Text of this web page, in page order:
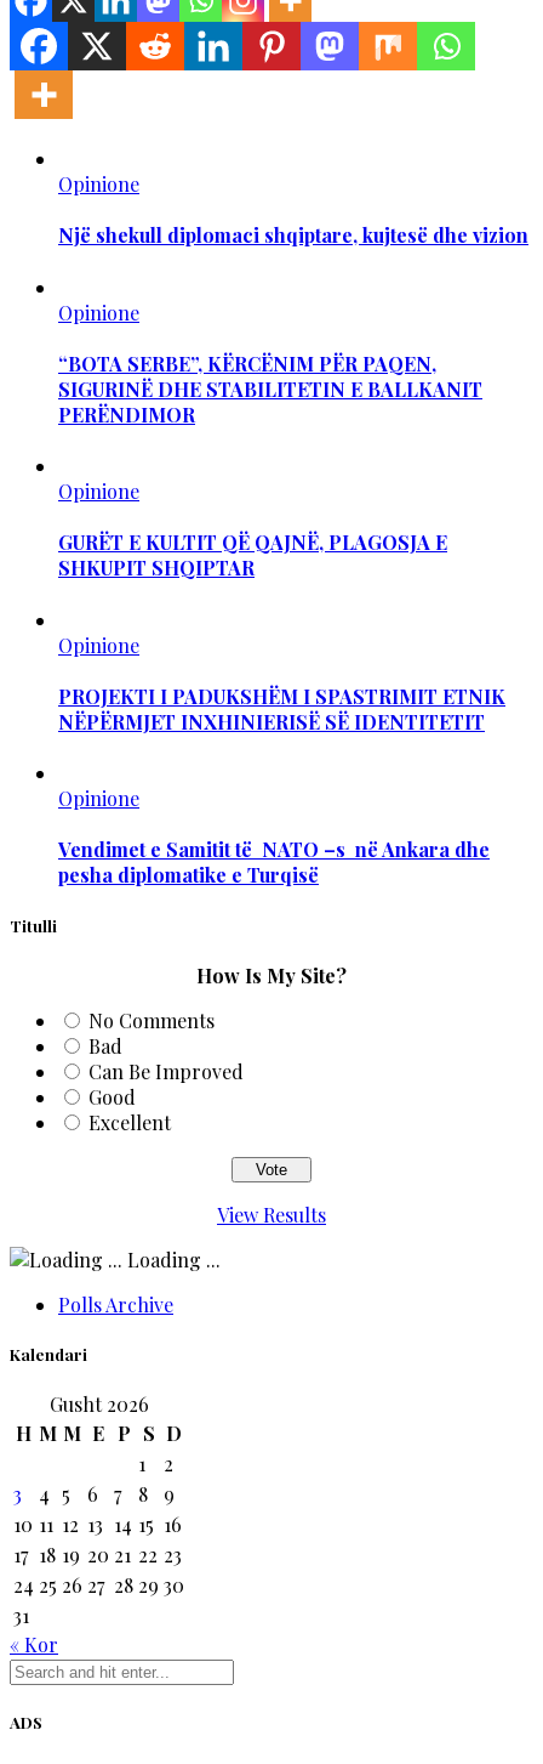
Opinione
Një shekull diplomaci shqiptare, kujtesë dhe vizion
Opinione
“BOTA SERBE”, KËRCËNIM PËR PAQEN,
SIGURINË DHE STABILITETIN E BALLKANIT
PERËNDIMOR
Opinione
GURËT E KULTIT QË QAJNË, PLAGOSJA E
SHKUPIT SHQIPTAR
Opinione
PROJEKTI I PADUKSHËM I SPASTRIMIT ETNIK
NËPËRMJET INXHINIERISË SË IDENTITETIT
Opinione
Vendimet e Samitit të NATO –s në Ankara dhe
pesha diplomatike e Turqisë
Titulli
How Is My Site?
No Comments
Bad
Can Be Improved
Good
Excellent
View Results
Loading ...
Polls Archive
Kalendari
Gusht 2026
H M M E P S D
1
2
3
4 5 6 7 8
9
10 11 12 13 14 15 16
17 18 19 20 21 22 23
24 25 26 27 28 29 30
31
« Kor
ADS